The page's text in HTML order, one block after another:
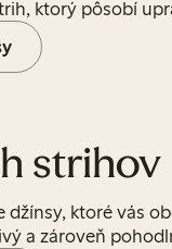
ktorý pôsobí
strihov
ktoré vás
a zároveň